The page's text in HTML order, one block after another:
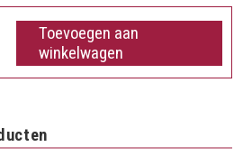
Toevoegen aan
winkelwagen